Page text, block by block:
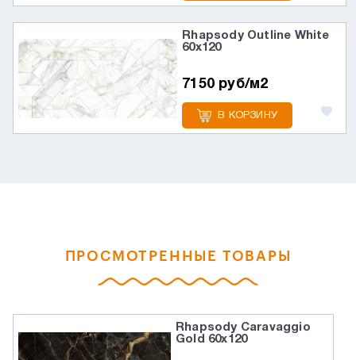
Rhapsody Outline White
60х120
7150 руб/м2
В КОРЗИНУ
ПРОСМОТРЕННЫЕ ТОВАРЫ
Rhapsody Caravaggio
Gold 60х120